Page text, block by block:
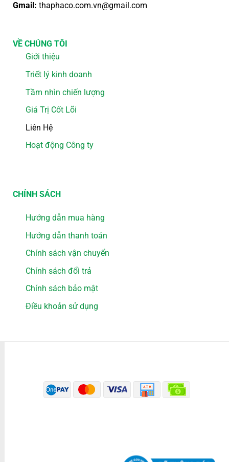
Gmail: thaphaco.com.vn@gmail.com
VỀ CHÚNG TÔI
Giới thiệu
Triết lý kinh doanh
Tầm nhìn chiến lượng
Giá Trị Cốt Lõi
Liên Hệ
Hoạt động Công ty
CHÍNH SÁCH
Hướng dẫn mua hàng
Hướng dẫn thanh toán
Chính sách vận chuyển
Chính sách đổi trả
Chính sách bảo mật
Điều khoản sử dụng